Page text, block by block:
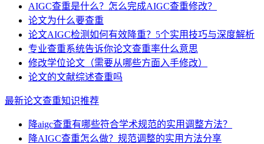
AIGC查重是什么？怎么完成AIGC查重修改？
论文为什么要查重
论文AIGC检测如何有效降重？5个实用技巧与深度解析
专业查重系统告诉你论文查重率什么意思
修改学位论文（需要从哪些方面入手修改）
论文的文献综述查重吗
最新论文查重知识推荐
降aigc查重有哪些符合学术规范的实用调整方法？
降AIGC查重怎么做？规范调整的实用方法分享